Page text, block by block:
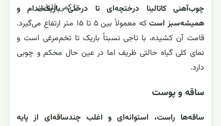
تا کمی قلیایی
چوب‌آهنی کاتالینا درختچه‌ای تا درختی باریک‌اندام و
همیشه‌سبز است
که معمولاً بین ۵ تا ۱۵ متر ارتفاع می‌گیرد.
قامت آن کشیده، با تاجی نسبتاً باریک تا تخم‌مرغی است و
نمای کلی گیاه حالتی ظریف اما در عین حال محکم و چوبی
دارد.
ساقه و پوست
ساقه‌ها راست، استوانه‌ای و اغلب چندساقه‌ای از پایه